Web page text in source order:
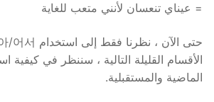
= عيناي تنعسان لأنني متعب للغاية
الأقسام القليلة التالية ، سننظر في كيفية
الماضية والمستقبلية.